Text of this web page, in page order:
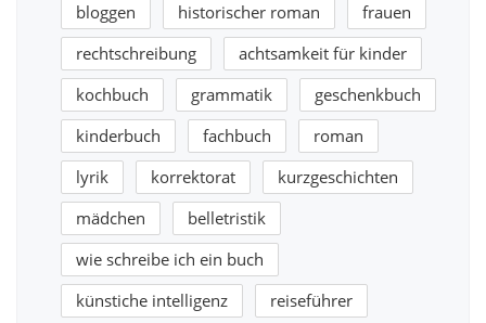
bloggen
historischer roman
frauen
rechtschreibung
achtsamkeit für kinder
kochbuch
grammatik
geschenkbuch
kinderbuch
fachbuch
roman
lyrik
korrektorat
kurzgeschichten
mädchen
belletristik
wie schreibe ich ein buch
künstiche intelligenz
reiseführer